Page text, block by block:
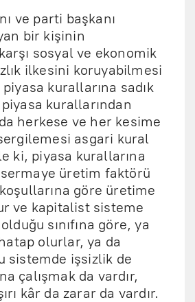
ve parti başkanı
bir kişinin
sosyal ve ekonomik
ilkesini koruyabilmesi
kurallarına sadık
kurallarından
herkese ve her kesime
asgari kural
ki, piyasa kurallarına
üretim faktörü
göre üretime
ve kapitalist sisteme
sınıfına göre, ya
olurlar, ya da
sistemde işsizlik de
çalışmak da vardır,
kâr da zarar da vardır.